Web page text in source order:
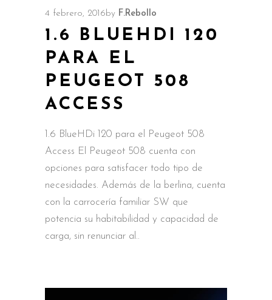
4 febrero, 2016by F.Rebollo
1.6 BLUEHDI 120
PARA EL
PEUGEOT 508
ACCESS
1.6 BlueHDi 120 para el Peugeot 508
Access El Peugeot 508 cuenta con
opciones para satisfacer todo tipo de
necesidades. Además de la berlina, cuenta
con la carrocería familiar SW que
potencia su habitabilidad y capacidad de
carga, sin renunciar al